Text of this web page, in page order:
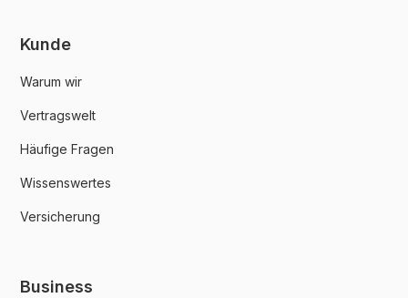
Kunde
Warum wir
Vertragswelt
Häufige Fragen
Wissenswertes
Versicherung
Business